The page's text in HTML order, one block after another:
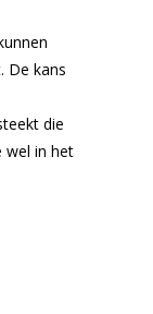
De kans
die
wel in het